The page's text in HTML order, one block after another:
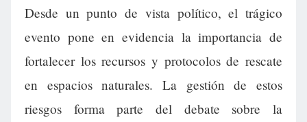
Desde un punto de vista político, el trágico
evento pone en evidencia la importancia de
fortalecer los recursos y protocolos de rescate
en espacios naturales. La gestión de estos
riesgos forma parte del debate sobre la